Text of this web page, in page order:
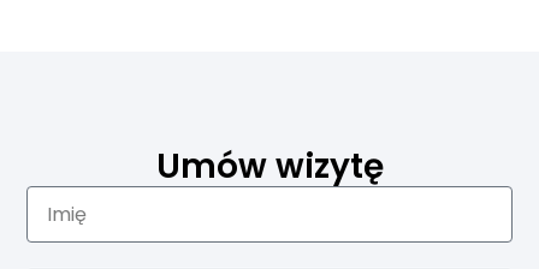
Umów wizytę